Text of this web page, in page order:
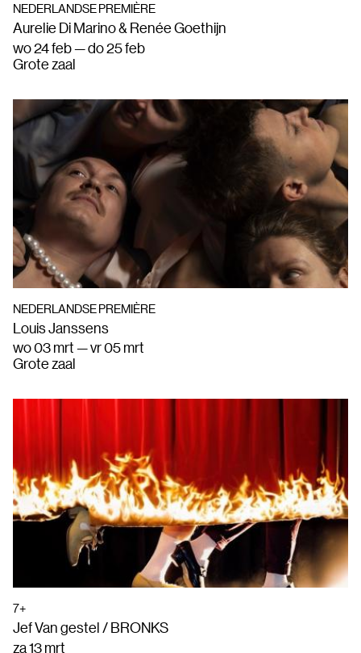
NEDERLANDSE PREMIÈRE
Aurelie Di Marino & Renée Goethijn
wo 24 feb — do 25 feb
Grote zaal
NEDERLANDSE PREMIÈRE
Louis Janssens
wo 03 mrt — vr 05 mrt
Grote zaal
7+
Jef Van gestel / BRONKS
za 13 mrt